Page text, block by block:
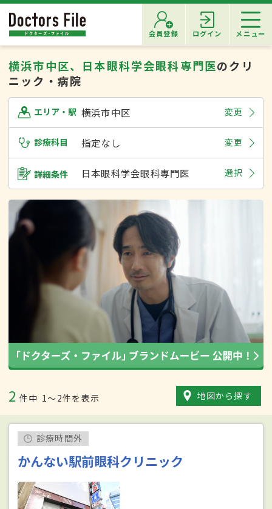
会員登録 ログイン メニュー
横浜市中区、日本眼科学会眼科専門医のクリ
ニック・病院
エリア・駅 横浜市中区 変更
診療科目 指定なし 変更
詳細条件 日本眼科学会眼科専門医 選択
2 件中 1〜2件を表示 地図から探す
診療時間外
かんない駅前眼科クリニック